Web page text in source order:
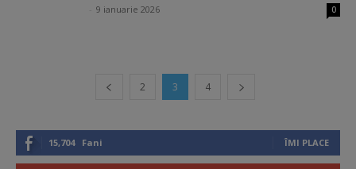
9 ianuarie 2026 0
2 3 4
15,704 Fani ÎMI PLACE